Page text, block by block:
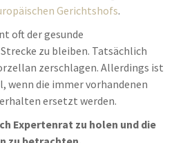
Gerichtshofs.
oft der gesunde
zu bleiben. Tatsächlich
zerschlagen. Allerdings ist
wenn die immer vorhandenen
ersetzt werden.
Expertenrat zu holen und die